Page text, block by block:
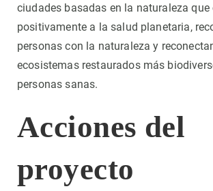
ciudades basadas en la naturaleza
positivamente a la salud planetaria,
personas con la naturaleza y
ecosistemas restaurados más
personas sanas.
Acciones del
proyecto